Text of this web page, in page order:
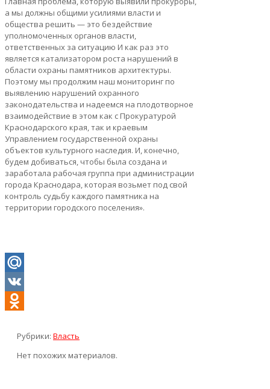
а мы должны общими усилиями власти и
общества решить — это бездействие
уполномоченных органов власти,
ответственных за ситуацию И как раз это
является катализатором роста нарушений в
области охраны памятников архитектуры.
Поэтому мы продолжим наш мониторинг по
выявлению нарушений охранного
законодательства и надеемся на плодотворное
взаимодействие в этом как с Прокуратурой
Краснодарского края, так и краевым
Управлением государственной охраны
объектов культурного наследия. И, конечно,
будем добиваться, чтобы была создана и
заработала рабочая группа при администрации
города Краснодара, которая возьмет под свой
контроль судьбу каждого памятника на
территории городского поселения».
Mail.Ru
VK
Рубрики: Власть
Нет похожих материалов.